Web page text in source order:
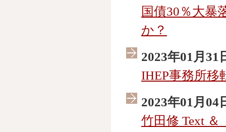
国債30％大暴
か？
2023年01月31
IHEP事務所移
2023年01月04
竹田修 Text